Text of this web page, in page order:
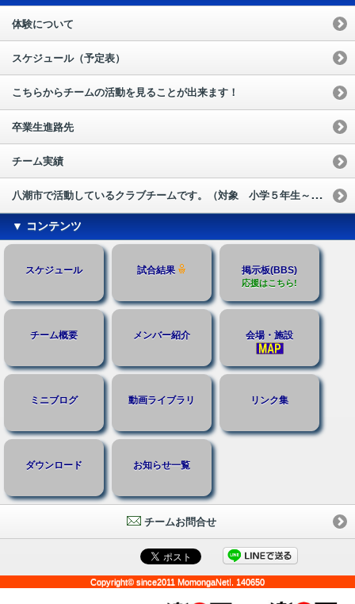
体験について
スケジュール（予定表）
こちらからチームの活動を見ることが出来ます！
卒業生進路先
チーム実績
八潮市で活動しているクラブチームです。（対象 小学５年生～中学生）
▼ コンテンツ
スケジュール 試合結果 掲示板(BBS)
応援はこちら!
チーム概要 メンバー紹介 会場・施設
ミニブログ 動画ライブラリ リンク集
ダウンロード お知らせ一覧
チームお問合せ
Copyright© since2011 MomongaNet!. 140650